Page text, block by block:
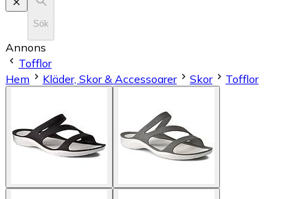
Sök
Annons
Tofflor
Hem
Kläder, Skor & Accessoarer Skor Tofflor